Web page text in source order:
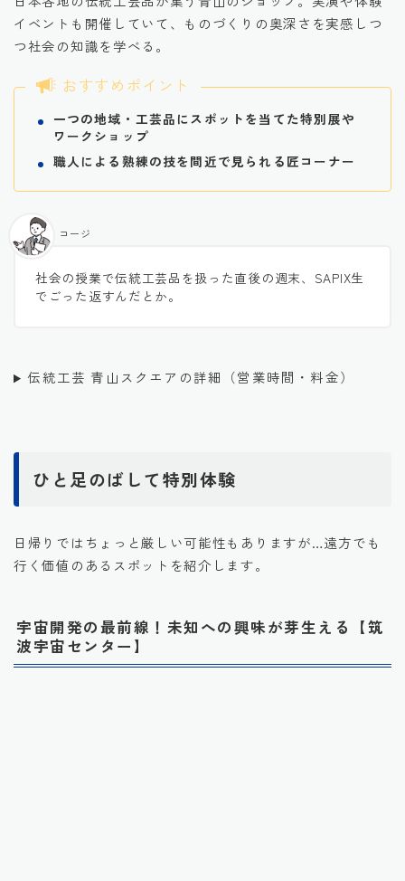
イベントも開催していて、ものづくりの奥深さを実感しつ
つ社会の知識を学べる。
おすすめポイント
一つの地域・工芸品にスポットを当てた特別展や
ワークショップ
職人による熟練の技を間近で見られる匠コーナー
社会の授業で伝統工芸品を扱った直後の週末、SAPIX生
でごった返すんだとか。
コージ
伝統工芸 青山スクエアの詳細（営業時間・料金）
ひと足のばして特別体験
日帰りではちょっと厳しい可能性もありますが…遠方でも
行く価値のあるスポットを紹介します。
宇宙開発の最前線！未知への興味が芽生える【筑
波宇宙センター】